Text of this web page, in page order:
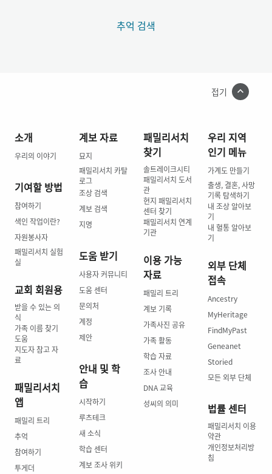
추억 검색
접기
소개
우리의 이야기
기여할 방법
참여하기
색인 작업이란?
자원봉사자
패밀리서치 실험
실
교회 회원용
받을 수 있는 의
식
가족 이름 찾기
도움
지도자 참고 자
료
패밀리서치
앱
패밀리 트리
추억
참여하기
투게더
계보 자료
묘지
패밀리서치 카탈
로그
조상 검색
계보 검색
지명
도움 받기
사용자 커뮤니티
도움 센터
문의처
계정
제안
안내 및 학
습
시작하기
루츠테크
새 소식
학습 센터
계보 조사 위키
패밀리서치
찾기
솔트레이크시티
패밀리서치 도서
관
현지 패밀리서치
센터 찾기
패밀리서치 연계
기관
이용 가능
자료
패밀리 트리
계보 기록
가족사진 공유
가족 활동
학습 자료
조사 안내
DNA 교육
성씨의 의미
우리 지역
인기 메뉴
가계도 만들기
출생, 결혼, 사망
기록 탐색하기
내 조상 알아보
기
내 혈통 알아보
기
외부 단체
접속
Ancestry
MyHeritage
FindMyPast
Geneanet
Storied
모든 외부 단체
법률 센터
패밀리서치 이용
약관
개인정보처리방
침